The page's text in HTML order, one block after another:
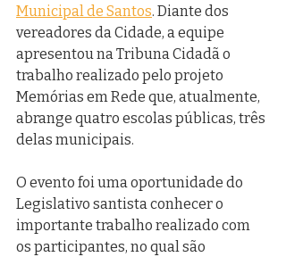
Municipal de Santos. Diante dos
vereadores da Cidade, a equipe
apresentou na Tribuna Cidadã o
trabalho realizado pelo projeto
Memórias em Rede que, atualmente,
abrange quatro escolas públicas, três
delas municipais.
O evento foi uma oportunidade do
Legislativo santista conhecer o
importante trabalho realizado com
os participantes, no qual são